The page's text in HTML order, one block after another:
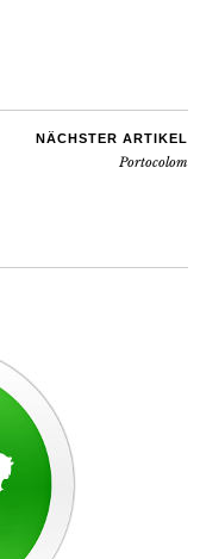
NÄCHSTER ARTIKEL
Portocolom